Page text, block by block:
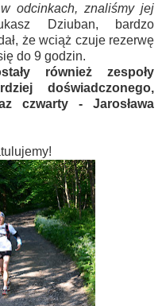
odcinkach, znaliśmy jej
Dziuban, bardzo
że wciąż czuje rezerwę
do 9 godzin.
również zespoły
doświadczonego,
czwarty - Jarosława